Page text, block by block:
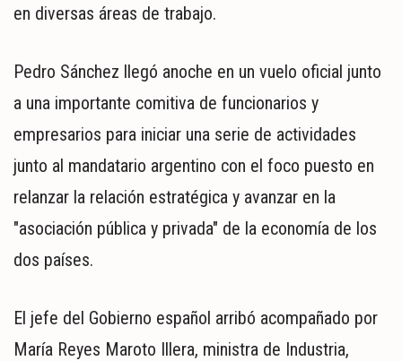
DEPORTES
NACIONALES
REGIONALES
SALUD
en diversas áreas de trabajo.
Pedro Sánchez llegó anoche en un vuelo oficial junto
a una importante comitiva de funcionarios y
empresarios para iniciar una serie de actividades
junto al mandatario argentino con el foco puesto en
relanzar la relación estratégica y avanzar en la
"asociación pública y privada" de la economía de los
dos países.
El jefe del Gobierno español arribó acompañado por
María Reyes Maroto Illera, ministra de Industria,